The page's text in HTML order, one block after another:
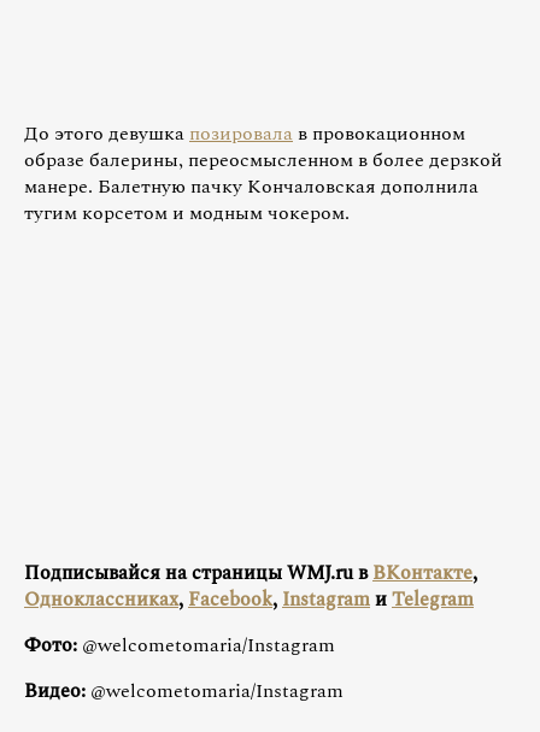
До этого девушкапозировала в провокационном
образе балерины, переосмысленном в более дерзкой
манере. Балетную пачку Кончаловская дополнила
тугим корсетом и модным чокером.
Подписывайся на страницы WMJ.ru вВКонтакте,
Одноклассниках,Facebook,InstagramиTelegram
Фото: @welcometomaria/Instagram
Видео: @welcometomaria/Instagram